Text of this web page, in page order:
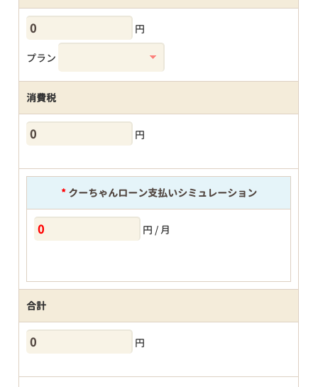
円
プラン
消費税
円
*クーちゃんローン支払いシミュレーション
円 / 月
合計
円